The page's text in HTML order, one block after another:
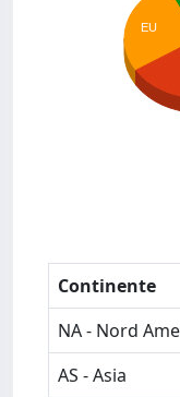
EU
Continente
NA - Nord
AS - Asia